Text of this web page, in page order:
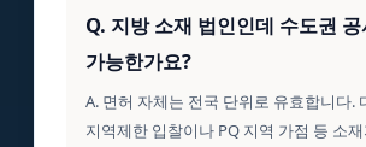
Q. 지방 소재 법인인데 수도권
가능한가요?
A. 면허 자체는 전국 단위로 유효합니다.
지역제한 입찰이나 PQ 지역 가점 등 소